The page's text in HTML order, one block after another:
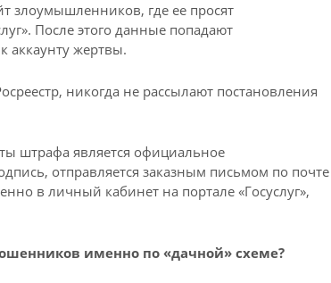
злоумышленников, где ее просят
После этого данные попадают
аккаунту жертвы.
никогда не рассылают постановления
штрафа является официальное
отправляется заказным письмом по почте
в личный кабинет на портале «Госуслуг»,
именно по «дачной» схеме?